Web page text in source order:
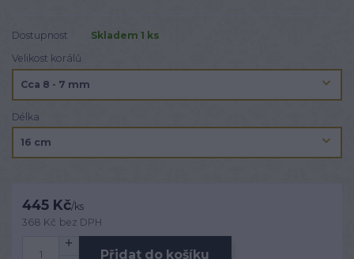
Dostupnost
Skladem 1 ks
Velikost korálů
Délka
445 Kč/ks
368 Kč bez DPH
Přidat do košíku